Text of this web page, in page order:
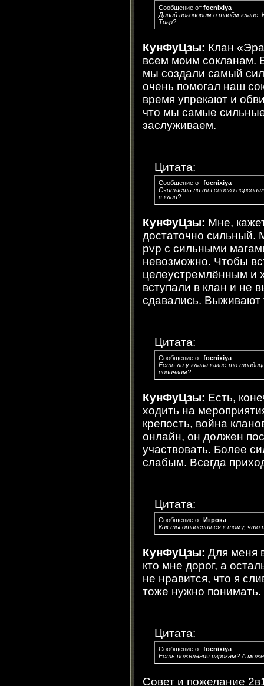
Сообщение от foenixiya
Давай поговорим о твоём клане.
Тигр?
КунФуЦзы: Клан
всем моим сокланам.
мы создали самый
очень помогал наш
время упрекают и
что мы самые
заслуживаем.
Цитата:
Сообщение от foenixiya
Считаешь ли ты своего
в клан?
КунФуЦзы: Мне,
достаточно сильный.
pvp с сильными
невозможно. Чтобы
целеустремлённым и
вступали в клан и не
сдавались. Выживают
Цитата:
Сообщение от foenixiya
Есть ли у клана какие-то
новичкам?
КунФуЦзы: Есть,
ходить на
крепость, война
онлайн, он должен
участвовать. Более
слабым. Всегда
Цитата:
Сообщение от Игрока
Как ты относишься к тому, что
КунФуЦзы: Для меня
кто мне дорог, а
не нравится, что я
тоже нужно понимать.
Цитата:
Сообщение от foenixiya
Есть пожелания игрокам? А
Совет и пожелание